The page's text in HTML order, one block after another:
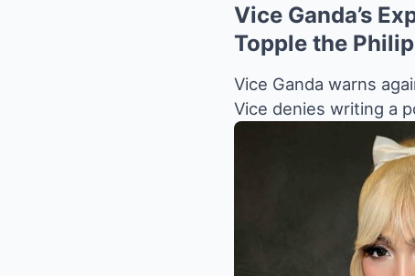
Vice Ganda’s
Topple the
Vice Ganda warns
Vice denies writing a